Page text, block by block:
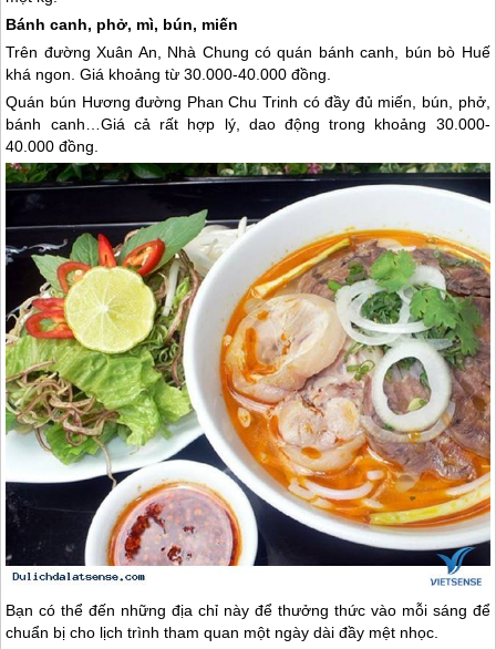
Bánh canh, phở, mì, bún, miến
Trên đường Xuân An, Nhà Chung có quán bánh canh, bún bò Huế
khá ngon. Giá khoảng từ 30.000-40.000 đồng.
Quán bún Hương đường Phan Chu Trinh có đầy đủ miến, bún, phở,
bánh canh…Giá cả rất hợp lý, dao động trong khoảng 30.000-
40.000 đồng.
Bạn có thể đến những địa chỉ này để thưởng thức vào mỗi sáng để
chuẩn bị cho lịch trình tham quan một ngày dài đầy mệt nhọc.